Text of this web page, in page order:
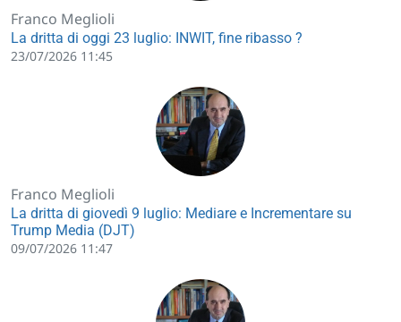
Franco Meglioli
La dritta di oggi 23 luglio: INWIT, fine ribasso ?
23/07/2026 11:45
Franco Meglioli
La dritta di giovedì 9 luglio: Mediare e Incrementare su
Trump Media (DJT)
09/07/2026 11:47